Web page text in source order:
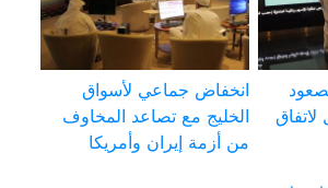
انخفاض جماعي لأسواق
الخليج مع تصاعد المخاوف
من أزمة إيران وأمريكا